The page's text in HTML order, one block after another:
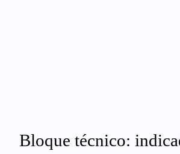
Bloque técnico: